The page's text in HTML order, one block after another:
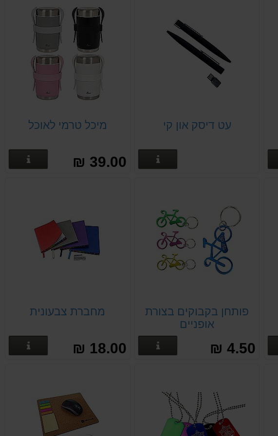
עט דיסק און קי
פרטים נוספים
מיכל טרמי לאוכל
39.00 ₪
פרטים נוספים
פותחן בקבוקים בצורת
אופניים
4.50 ₪ פרטים נוספים
מחברת צבעונית
18.00 ₪